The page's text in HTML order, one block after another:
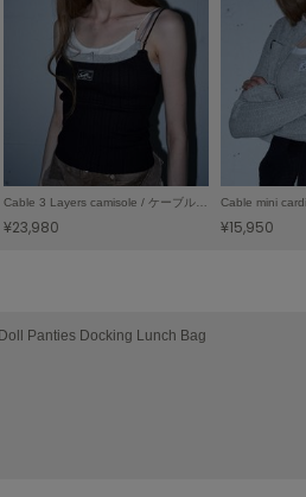
Cable 3 Layers camisole / ケーブル3レイヤーキャミソール
¥23,980 ¥15,950
Doll Panties Docking Lunch Bag